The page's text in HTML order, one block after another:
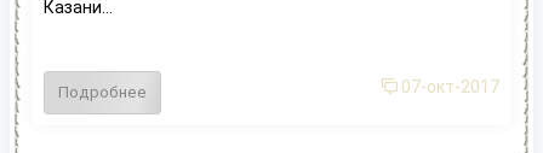
Казани...
Подробнее 07-окт-2017